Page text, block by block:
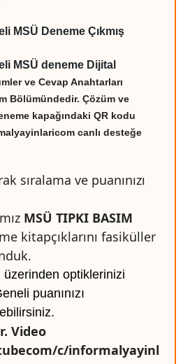
MSÜ Deneme Çıkmış
MSÜ deneme Dijital
ve Cevap Anahtarları
Bölümündedir. Çözüm ve
kapağındaki QR kodu
canlı desteğe
sıralama ve puanınızı
MSÜ TIPKI BASIM
kitapçıklarını fasiküller
üzerinden optiklerinizi
puanınızı
Video
c/informalyayinl